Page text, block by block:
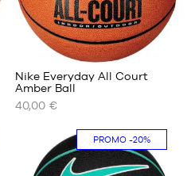
UNSERE
VERFÜGBAREN
Größe
8
Nike Everyday All Court
Amber Ball
40,00 €
PROMO-20%